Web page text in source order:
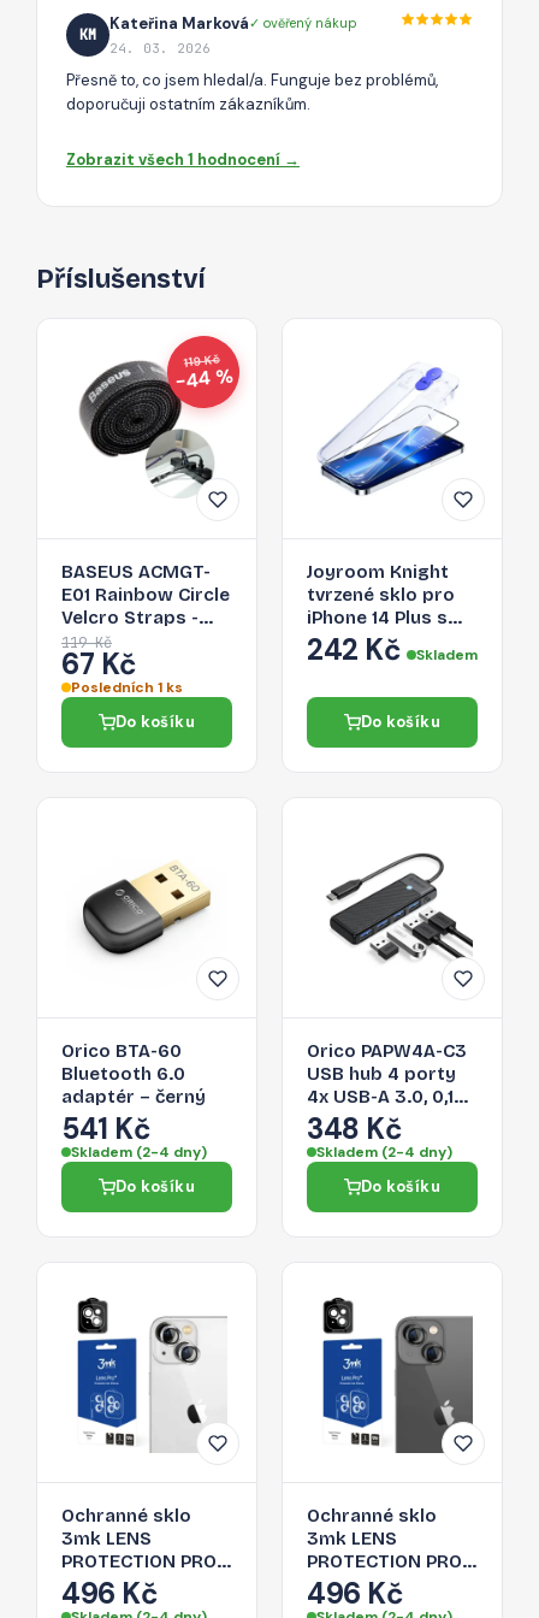
KM
Kateřina Marková✓ ověřený nákup
24. 03. 2026
Přesně to, co jsem hledal/a. Funguje bez problémů,
doporučuji ostatním zákazníkům.
Zobrazit všech 1 hodnocení →
Příslušenství
119 Kč
−44 %
BASEUS ACMGT-
E01 Rainbow Circle
Velcro Straps -
páska na suchý zip
pro organizaci
kabelů, 1m, černá
119 Kč
67 Kč
Posledních 1 ks
Do košíku
Joyroom Knight
tvrzené sklo pro
iPhone 14 Plus s
aplikátorem,
průhledné (JR-H11)
242 Kč Skladem
Do košíku
Orico BTA-60
Bluetooth 6.0
adaptér – černý
541 Kč
Skladem (2-4 dny)
Do košíku
Orico PAPW4A-C3
USB hub 4 porty
4x USB-A 3.0, 0,15
m – černý
348 Kč
Skladem (2-4 dny)
Do košíku
Ochranné sklo
3mk LENS
PROTECTION PRO
pro iPhone 14 Plus
- stříbrná
496 Kč
Ochranné sklo
3mk LENS
PROTECTION PRO
pro iPhone 14 Plus
- šedá
496 Kč